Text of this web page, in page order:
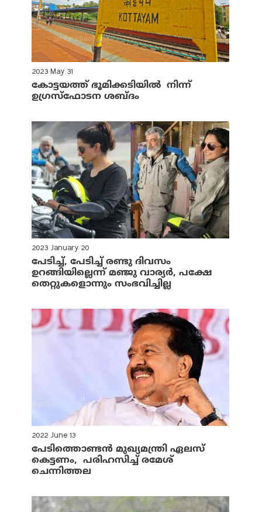
2023 May 31
കോട്ടയത്ത് ഭൂമിക്കടിയില്‍ നിന്ന്
ഉഗ്രസ്‌ഫോടന ശബ്ദം
2023 January 20
പേടിച്ച്, പേടിച്ച് രണ്ടു ദിവസം
ഉറങ്ങിയില്ലെന്ന് മഞ്ജു വാര്യര്‍, പക്ഷേ
തെറ്റുകളൊന്നും സംഭവിച്ചില്ല
2022 June 13
പേടിത്തൊണ്ടന്‍ മുഖ്യമന്ത്രി ഏലസ്
കെട്ടണം, പരിഹസിച്ച് രമേശ്
ചെന്നിത്തല